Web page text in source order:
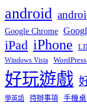
android
Google Chrome
iPad iPhone
Windows Vista
好玩遊戲
學英語 待辦事項 手機